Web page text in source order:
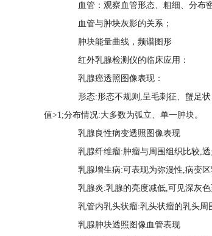
血管：观察血管形态、粗细、分布密
血管与肿块灰影的关系；
肿块能量曲线，频谱图形
红外乳腺检测仪的临床应用：
乳腺癌透照图像表现：
形态:形态不规则,呈毛刺征、蟹足状
值>1;分布情况:大多数为弧立、单一肿块。
乳腺良性病变透照图像表现
乳腺纤维瘤:肿瘤与周围组织比较,透
乳腺增生病:可表现为弥漫性,病变区
乳腺炎:乳腺的亮度减低,可见深灰色
乳管内乳头状瘤:乳头状瘤的乳头周围
乳腺肿块透照图像血管表现